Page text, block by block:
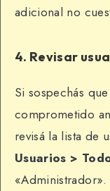
adicional no
4. Revisar
Si sospechás
comprometido
revisá la lista de
Usuarios >